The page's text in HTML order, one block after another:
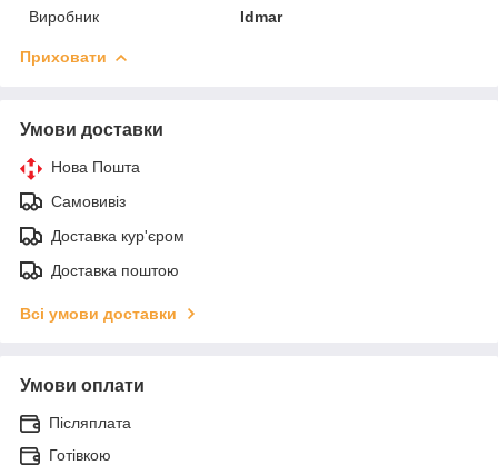
Виробник
Idmar
Приховати
Умови доставки
Нова Пошта
Самовивіз
Доставка кур'єром
Доставка поштою
Всі умови доставки
Умови оплати
Післяплата
Готівкою